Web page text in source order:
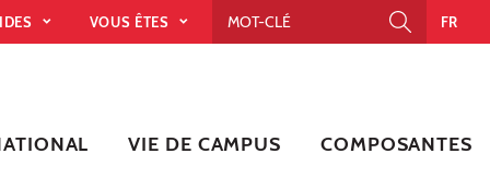
VOUS ÊTES FR
VIE DE CAMPUS COMPOSANTES